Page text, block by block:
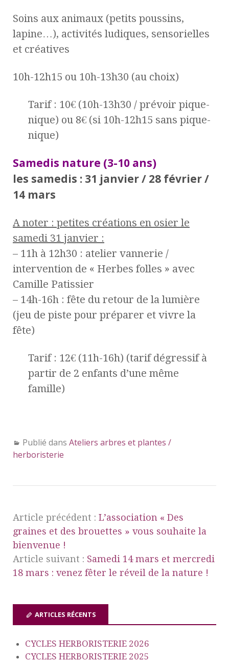
Soins aux animaux (petits poussins,
lapine…), activités ludiques, sensorielles
et créatives
10h-12h15 ou 10h-13h30 (au choix)
Tarif : 10€ (10h-13h30 / prévoir pique-
nique) ou 8€ (si 10h-12h15 sans pique-
nique)
Samedis nature (3-10 ans)
les samedis : 31 janvier / 28 février /
14 mars
A noter : petites créations en osier le
samedi 31 janvier :
– 11h à 12h30 : atelier vannerie /
intervention de « Herbes folles » avec
Camille Patissier
– 14h-16h : fête du retour de la lumière
(jeu de piste pour préparer et vivre la
fête)
Tarif : 12€ (11h-16h) (tarif dégressif à
partir de 2 enfants d’une même
famille)
Publié dans Ateliers arbres et plantes /
herboristerie
Article précédent : L’association « Des
graines et des brouettes » vous souhaite la
bienvenue !
Article suivant : Samedi 14 mars et mercredi
18 mars : venez fêter le réveil de la nature !
ARTICLES RÉCENTS
CYCLES HERBORISTERIE 2026
CYCLES HERBORISTERIE 2025